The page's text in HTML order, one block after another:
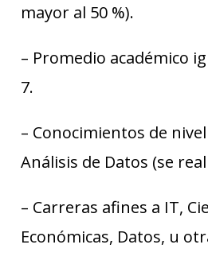
mayor al 50 %).
– Promedio académico
7.
– Conocimientos de
Análisis de Datos (se
– Carreras afines a IT,
Económicas, Datos, u